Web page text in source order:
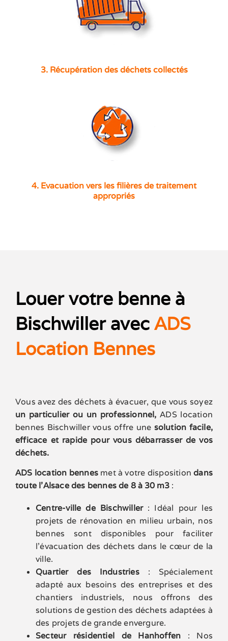
3. Récupération des déchets collectés
4. Evacuation vers les filières de traitement
appropriés
Louer votre benne à
Bischwiller avecADS
Location Bennes
Vous avez des déchets à évacuer, que vous soyez
un particulier ou un professionnel, ADS location
bennes Bischwiller vous offre une solution facile,
efficace et rapide pour vous débarrasser de vos
déchets.
ADS location bennesmet à votre dispositiondans
toute l’Alsace des bennes de 8 à 30 m3:
Centre-ville de Bischwiller: Idéal pour les
projets de rénovation en milieu urbain, nos
bennes sont disponibles pour faciliter
l’évacuation des déchets dans le cœur de la
ville.
Quartier des Industries: Spécialement
adapté aux besoins des entreprises et des
chantiers industriels, nous offrons des
solutions de gestion des déchets adaptées à
des projets de grande envergure.
Secteur résidentiel de Hanhoffen : Nos